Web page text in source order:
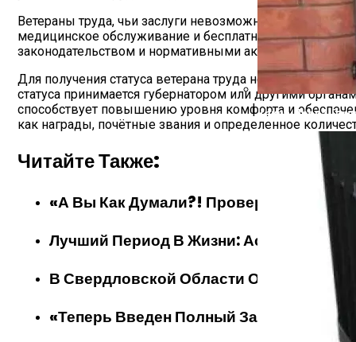
Какие Дрова
Ветераны труда, чьи заслуги невозможно
медицинское обслуживание и бесплатный проезд на
законодательством и нормативными актами каждого
Для получения статуса ветерана труда необходимо
статуса принимается губернатором или другими
способствует повышению уровня комфорта и
как награды, почётные звания и определенное
Читайте Также:
«А Вы Как Думали?! Проверять Будут
Лучший Период В Жизни: Астролог
В Свердловской Области Ожидается
«Теперь Введен Полный Запрет».